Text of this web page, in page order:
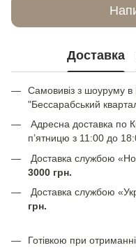
Доставка
Самовивіз з шоуруму
"Бессарабський
Адресна доставка по
п’ятницю з 11:00 до
Доставка службою
3000 грн.
Доставка службою
грн.
Готівкою при отриманні